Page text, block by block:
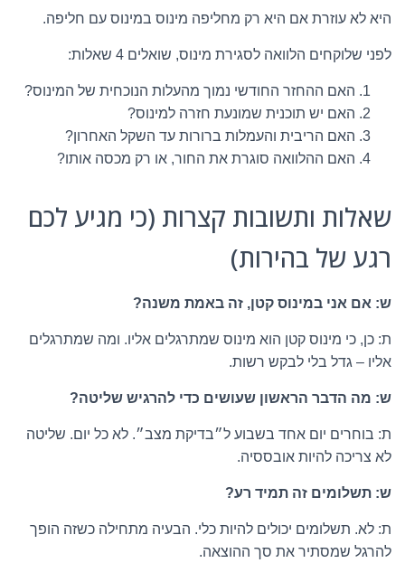
היא לא עוזרת אם היא רק מחליפה מינוס במינוס עם חליפה.
לפני שלוקחים הלוואה לסגירת מינוס, שואלים 4 שאלות:
האם ההחזר החודשי נמוך מהעלות הנוכחית של המינוס?
האם יש תוכנית שמונעת חזרה למינוס?
האם הריבית והעמלות ברורות עד השקל האחרון?
האם ההלוואה סוגרת את החור, או רק מכסה אותו?
שאלות ותשובות קצרות (כי מגיע לכם
רגע של בהירות)
ש: אם אני במינוס קטן, זה באמת משנה?
ת: כן, כי מינוס קטן הוא מינוס שמתרגלים אליו. ומה שמתרגלים
אליו – גדל בלי לבקש רשות.
ש: מה הדבר הראשון שעושים כדי להרגיש שליטה?
ת: בוחרים יום אחד בשבוע ל״בדיקת מצב״. לא כל יום. שליטה
לא צריכה להיות אובססיה.
ש: תשלומים זה תמיד רע?
ת: לא. תשלומים יכולים להיות כלי. הבעיה מתחילה כשזה הופך
להרגל שמסתיר את סך ההוצאה.